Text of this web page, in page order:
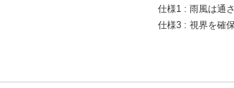
仕様1
雨風は通
仕様3
視界を確